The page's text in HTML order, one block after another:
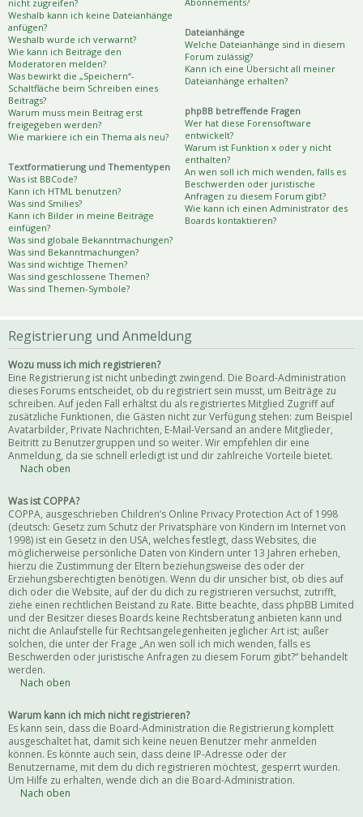
nicht zugreifen?
Weshalb kann ich keine Dateianhänge
anfügen?
Weshalb wurde ich verwarnt?
Wie kann ich Beiträge den
Moderatoren melden?
Was bewirkt die „Speichern“-
Schaltfläche beim Schreiben eines
Beitrags?
Warum muss mein Beitrag erst
freigegeben werden?
Wie markiere ich ein Thema als neu?
Textformatierung und Thementypen
Was ist BBCode?
Kann ich HTML benutzen?
Was sind Smilies?
Kann ich Bilder in meine Beiträge
einfügen?
Was sind globale Bekanntmachungen?
Was sind Bekanntmachungen?
Was sind wichtige Themen?
Was sind geschlossene Themen?
Was sind Themen-Symbole?
Dateianhänge
Welche Dateianhänge sind in diesem
Forum zulässig?
Kann ich eine Übersicht all meiner
Dateianhänge erhalten?
phpBB betreffende Fragen
Wer hat diese Forensoftware
entwickelt?
Warum ist Funktion x oder y nicht
enthalten?
An wen soll ich mich wenden, falls es
Beschwerden oder juristische
Anfragen zu diesem Forum gibt?
Wie kann ich einen Administrator des
Boards kontaktieren?
Registrierung und Anmeldung
Wozu muss ich mich registrieren?
Eine Registrierung ist nicht unbedingt zwingend. Die Board-Administration
dieses Forums entscheidet, ob du registriert sein musst, um Beiträge zu
schreiben. Auf jeden Fall erhältst du als registriertes Mitglied Zugriff auf
zusätzliche Funktionen, die Gästen nicht zur Verfügung stehen: zum Beispiel
Avatarbilder, Private Nachrichten, E-Mail-Versand an andere Mitglieder,
Beitritt zu Benutzergruppen und so weiter. Wir empfehlen dir eine
Anmeldung, da sie schnell erledigt ist und dir zahlreiche Vorteile bietet.
Nach oben
Was ist COPPA?
COPPA, ausgeschrieben Children’s Online Privacy Protection Act of 1998
(deutsch: Gesetz zum Schutz der Privatsphäre von Kindern im Internet von
1998) ist ein Gesetz in den USA, welches festlegt, dass Websites, die
möglicherweise persönliche Daten von Kindern unter 13 Jahren erheben,
hierzu die Zustimmung der Eltern beziehungsweise des oder der
Erziehungsberechtigten benötigen. Wenn du dir unsicher bist, ob dies auf
dich oder die Website, auf der du dich zu registrieren versuchst, zutrifft,
ziehe einen rechtlichen Beistand zu Rate. Bitte beachte, dass phpBB Limited
und der Besitzer dieses Boards keine Rechtsberatung anbieten kann und
nicht die Anlaufstelle für Rechtsangelegenheiten jeglicher Art ist; außer
solchen, die unter der Frage „An wen soll ich mich wenden, falls es
Beschwerden oder juristische Anfragen zu diesem Forum gibt?“ behandelt
werden.
Nach oben
Warum kann ich mich nicht registrieren?
Es kann sein, dass die Board-Administration die Registrierung komplett
ausgeschaltet hat, damit sich keine neuen Benutzer mehr anmelden
können. Es könnte auch sein, dass deine IP-Adresse oder der
Benutzername, mit dem du dich registrieren möchtest, gesperrt wurden.
Um Hilfe zu erhalten, wende dich an die Board-Administration.
Nach oben